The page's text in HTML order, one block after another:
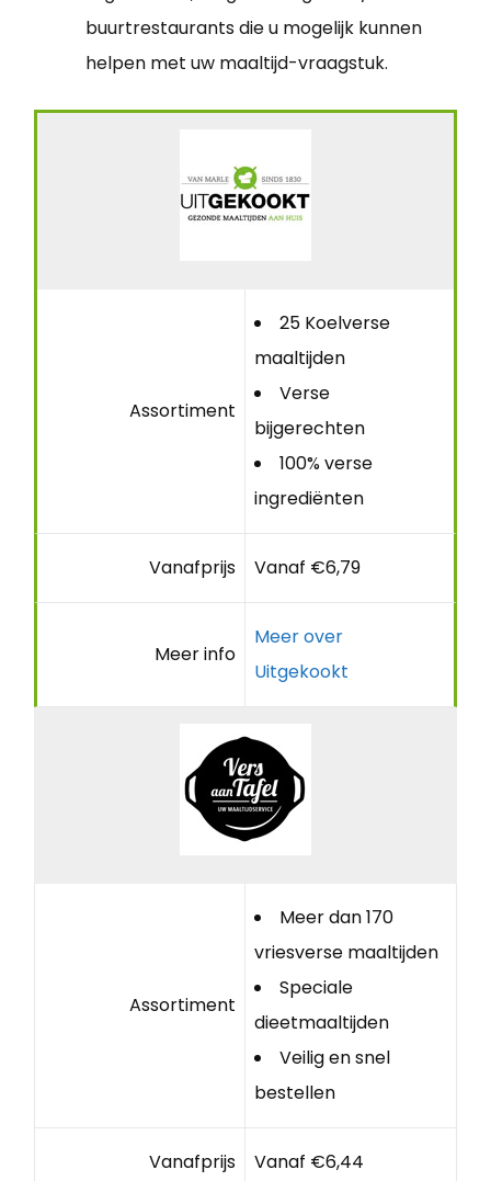
buurtrestaurants die u mogelijk kunnen
helpen met uw maaltijd-vraagstuk.
Assortiment
25 Koelverse
maaltijden
Verse
bijgerechten
100% verse
ingrediënten
Vanafprijs Vanaf €6,79
Meer info
Meer over
Uitgekookt
Assortiment
Meer dan 170
vriesverse maaltijden
Speciale
dieetmaaltijden
Veilig en snel
bestellen
Vanafprijs Vanaf €6,44